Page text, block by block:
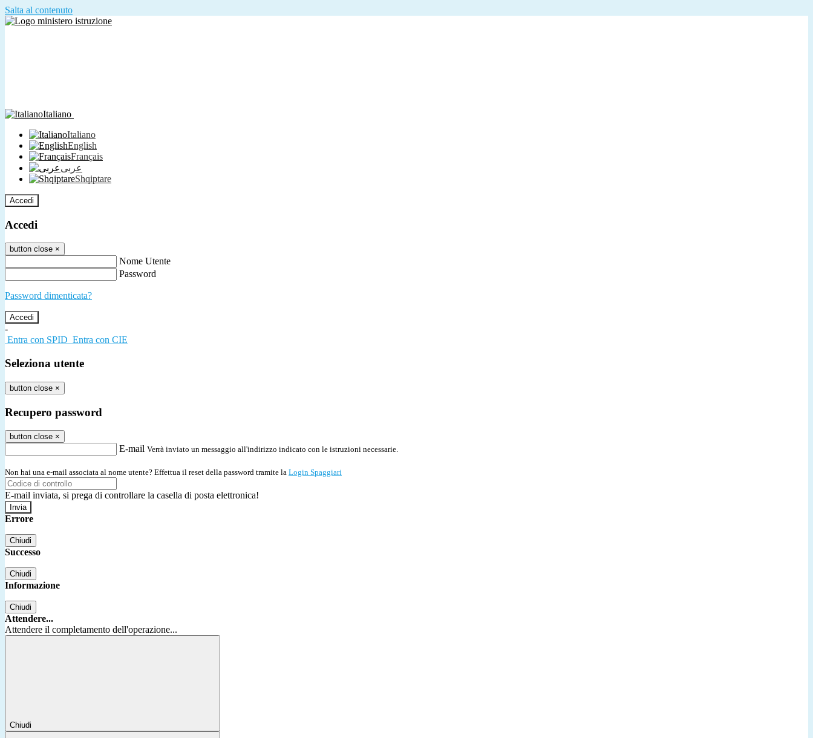
Salta al contenuto
Italiano
Italiano
English
Français
عربى
Shqiptare
Accedi
Accedi
button close ×
Nome Utente
Password
Password dimenticata?
-
Entra con SPID Entra con CIE
Seleziona utente
button close ×
Recupero password
button close ×
E-mail Verrà inviato un messaggio all'indirizzo indicato con le istruzioni necessarie.
Non hai una e-mail associata al nome utente? Effettua il reset della password tramite la Login Spaggiari
E-mail inviata, si prega di controllare la casella di posta elettronica!
Errore
Chiudi
Successo
Chiudi
Informazione
Chiudi
Attendere...
Attendere il completamento dell'operazione...
Chiudi